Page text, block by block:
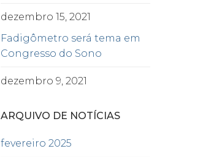
dezembro 15, 2021
Fadigômetro será tema em
Congresso do Sono
dezembro 9, 2021
ARQUIVO DE NOTÍCIAS
fevereiro 2025